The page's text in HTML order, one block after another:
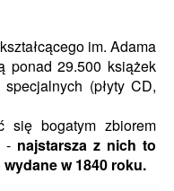
im. Adama
ponad 29.500 książek
(płyty CD,
się bogatym zbiorem
- najstarsza z nich to
w 1840 roku.